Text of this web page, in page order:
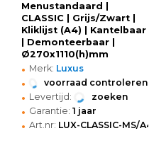
Menustandaard |
CLASSIC | Grijs/Zwart |
Kliklijst (A4) | Kantelbaar
| Demonteerbaar |
Ø270x1110(h)mm
• Merk: Luxus
• voorraad controleren
• Levertijd: zoeken
• Garantie: 1 jaar
• Art.nr: LUX-CLASSIC-MS/A4